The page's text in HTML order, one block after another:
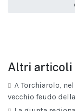
Altri
A Torchiarolo,
vecchio feudo